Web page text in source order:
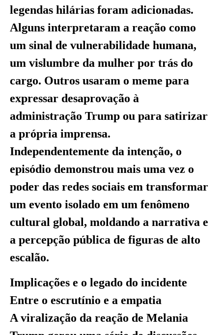
legendas hilárias foram adicionadas.
Alguns interpretaram a reação como
um sinal de vulnerabilidade humana,
um vislumbre da mulher por trás do
cargo. Outros usaram o meme para
expressar desaprovação à
administração Trump ou para satirizar
a própria imprensa.
Independentemente da intenção, o
episódio demonstrou mais uma vez o
poder das redes sociais em transformar
um evento isolado em um fenômeno
cultural global, moldando a narrativa e
a percepção pública de figuras de alto
escalão.
Implicações e o legado do incidente
Entre o escrutínio e a empatia
A viralização da reação de Melania